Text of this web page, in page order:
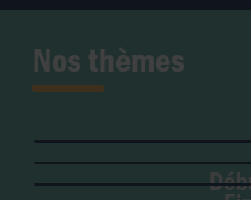
Nos thèmesFertilité
Don
Liberté
Liberté